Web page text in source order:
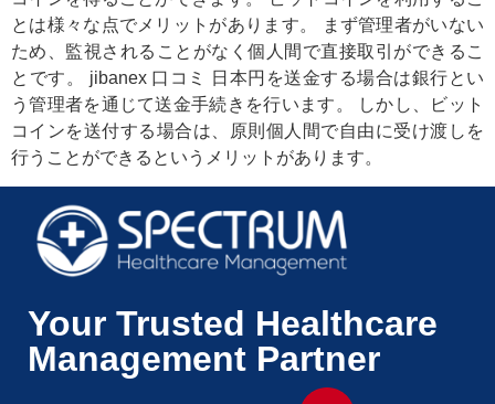
とは様々な点でメリットがあります。 まず管理者がいない
ため、監視されることがなく個人間で直接取引ができるこ
とです。 jibanex 口コミ 日本円を送金する場合は銀行とい
う管理者を通じて送金手続きを行います。 しかし、ビット
コインを送付する場合は、原則個人間で自由に受け渡しを
行うことができるというメリットがあります。
Your Trusted Healthcare
Management Partner